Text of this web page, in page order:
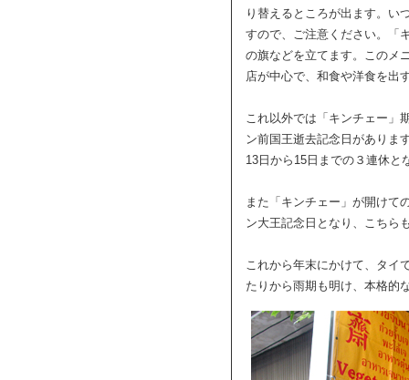
り替えるところが出ます。い
すので、ご注意ください。「
の旗などを立てます。このメ
店が中心で、和食や洋食を出
これ以外では「キンチェー」
ン前国王逝去記念日がありま
13日から15日までの３連休と
また「キンチェー」が開けて
ン大王記念日となり、こちら
これから年末にかけて、タイ
たりから雨期も明け、本格的